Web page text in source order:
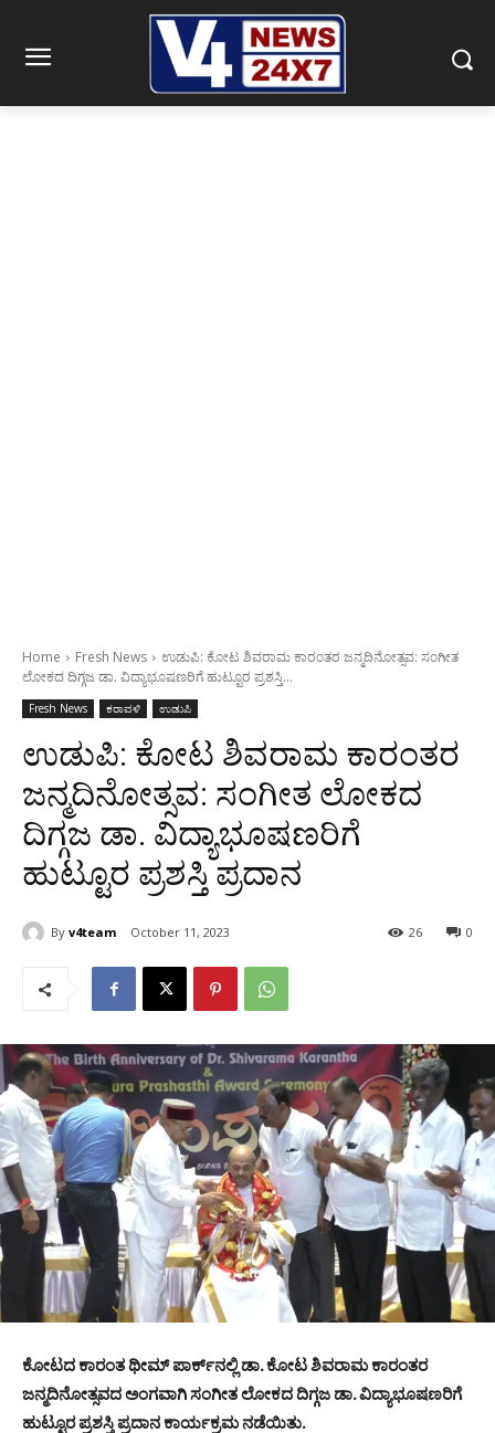
Home Fresh News
ಉಡುಪಿ: ಕೋಟ ಶಿವರಾಮ ಕಾರಂತರ ಜನ್ಮದಿನೋತ್ಸವ: ಸಂಗೀತ
ಲೋಕದ ದಿಗ್ಗಜ ಡಾ. ವಿದ್ಯಾಭೂಷಣರಿಗೆ ಹುಟ್ಟೂರ ಪ್ರಶಸ್ತಿ...
Fresh News ಕರಾವಳಿ ಉಡುಪಿ
ಉಡುಪಿ: ಕೋಟ ಶಿವರಾಮ ಕಾರಂತರ
ಜನ್ಮದಿನೋತ್ಸವ: ಸಂಗೀತ ಲೋಕದ
ದಿಗ್ಗಜ ಡಾ. ವಿದ್ಯಾಭೂಷಣರಿಗೆ
ಹುಟ್ಟೂರ ಪ್ರಶಸ್ತಿ ಪ್ರದಾನ
By v4team October 11, 2023 0
26
ಕೋಟದ ಕಾರಂತ ಥೀಮ್ ಪಾರ್ಕ್‍ನಲ್ಲಿ ಡಾ. ಕೋಟ ಶಿವರಾಮ ಕಾರಂತರ
ಜನ್ಮದಿನೋತ್ಸವದ ಅಂಗವಾಗಿ ಸಂಗೀತ ಲೋಕದ ದಿಗ್ಗಜ ಡಾ. ವಿದ್ಯಾಭೂಷಣರಿಗೆ
ಹುಟ್ಟೂರ ಪ್ರಶಸ್ತಿ ಪ್ರದಾನ ಕಾರ್ಯಕ್ರಮ ನಡೆಯಿತು.